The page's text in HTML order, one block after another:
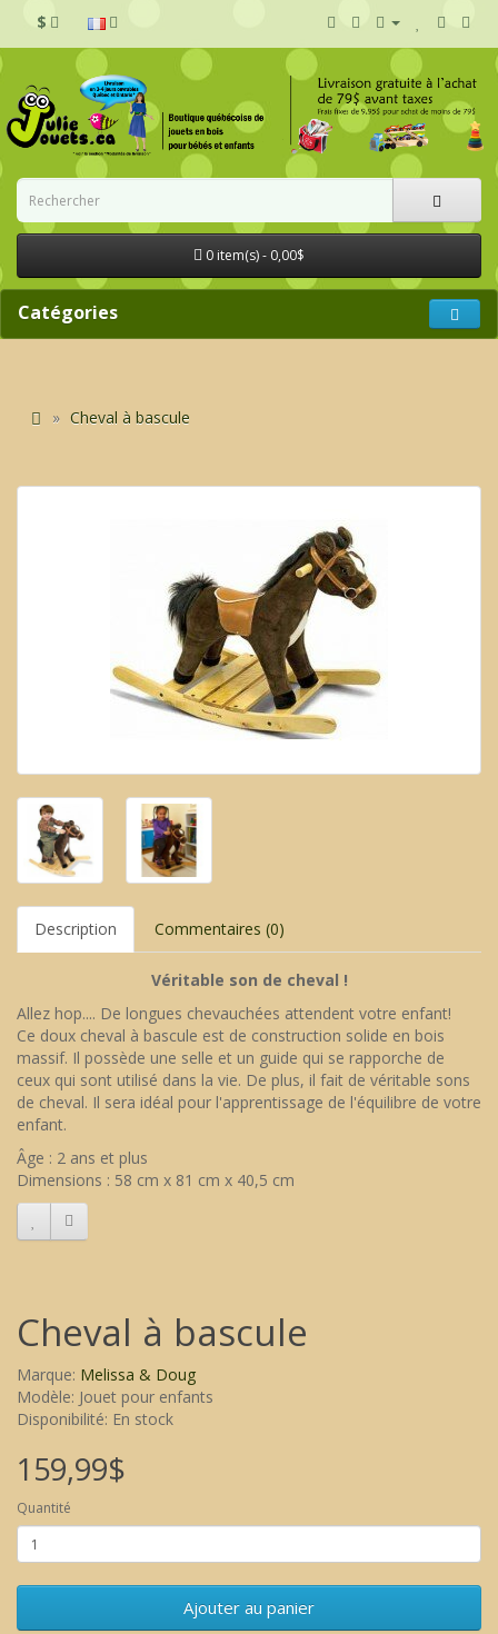
$
0 item(s) - 0,00$
Catégories
Cheval à bascule
Description Commentaires (0)
Véritable son de cheval !
Allez hop.... De longues chevauchées attendent votre enfant!
Ce doux cheval à bascule est de construction solide en bois
massif. Il possède une selle et un guide qui se rapporche de
ceux qui sont utilisé dans la vie. De plus, il fait de véritable sons
de cheval. Il sera idéal pour l'apprentissage de l'équilibre de votre
enfant.
Âge : 2 ans et plus
Dimensions : 58 cm x 81 cm x 40,5 cm
Cheval à bascule
Marque: Melissa & Doug
Modèle: Jouet pour enfants
Disponibilité: En stock
159,99$
Quantité
Ajouter au panier